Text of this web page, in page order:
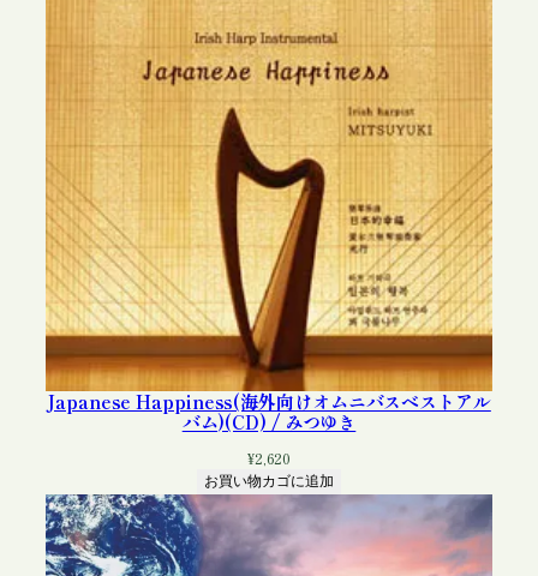
Japanese Happiness(海外向けオムニバスベストアル
バム)(CD) / みつゆき
¥2,620
お買い物カゴに追加